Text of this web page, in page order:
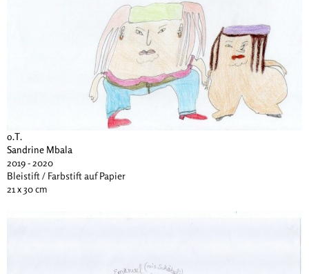
o.T.
Sandrine Mbala
2019 - 2020
Bleistift / Farbstift auf Papier
21 x 30 cm